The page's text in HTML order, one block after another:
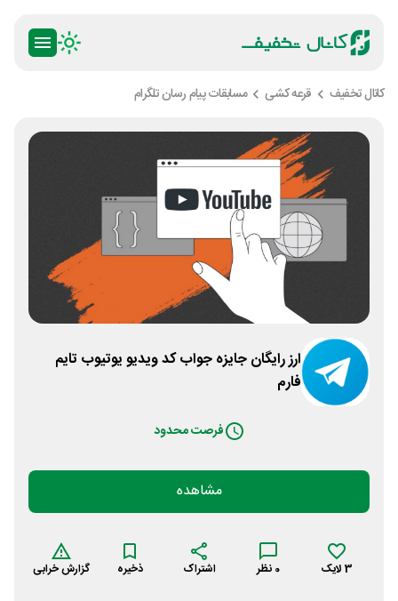
کانال تخفیف قرعه کشی مسابقات پیام رسان تلگرام
ارز رایگان جایزه جواب کد ویدیو یوتیوب تایم
فارم
فرصت محدود
مشاهده
3 لایک 0 نظر اشتراک ذخیره گزارش خرابی